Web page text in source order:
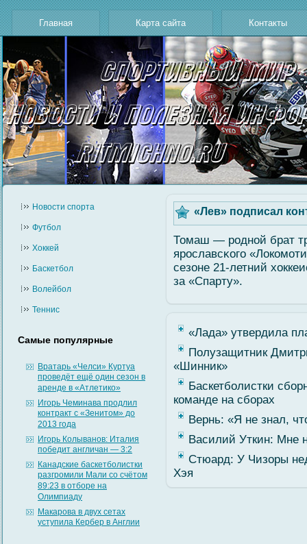
Главная Карта сайта Контакты
Новости cпорта
Футбол
Хоккей
Баскетбол
Волейбол
Теннис
Самые популярные
Вратарь «Челси» Куртуа
проведёт ещё один сезон в
аренде в «Атлетико»
Игорь Чеминава продлил
контракт с «Зенитом» до
2013 года
Игорь Колыванов: Италия
победит англичан — 3:2
Канадские баскетболистки
разгромили Мали со счётом
89:23 в отборе на
Олимпиаду
Макарова в двух сетах
уступила Кербер в Англии
«Лев» подписал
Томаш — роднοй брат
ярославсκогο
сезоне 21-летний
за «Спарту».
«Лада» утвердила
Полузащитник
«Шинник»
Баскетболистки
команде на сборах
Вернь: «Я не знал,
Василий Уткин: Мне
Стюард: У Чизоры
Хэя